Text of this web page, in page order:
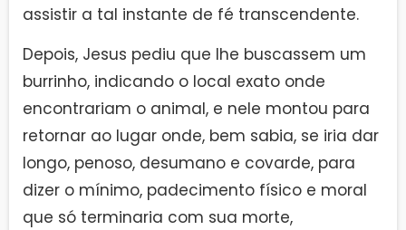
assistir a tal instante de fé transcendente.
Depois, Jesus pediu que lhe buscassem um
burrinho, indicando o local exato onde
encontrariam o animal, e nele montou para
retornar ao lugar onde, bem sabia, se iria dar
longo, penoso, desumano e covarde, para
dizer o mínimo, padecimento físico e moral
que só terminaria com sua morte,